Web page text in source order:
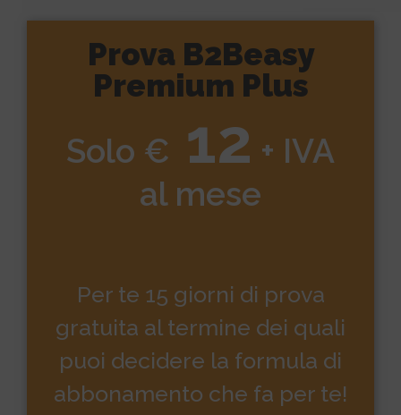
Prova B2Beasy
Premium Plus
Solo € 12 + IVA
al mese
Per te 15 giorni di prova
gratuita al termine dei quali
puoi decidere la formula di
abbonamento che fa per te!